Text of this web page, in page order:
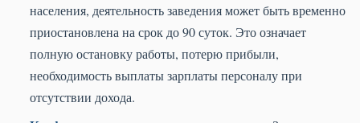
населения, деятельность заведения может быть временно
приостановлена на срок до 90 суток. Это означает
полную остановку работы, потерю прибыли,
необходимость выплаты зарплаты персоналу при
отсутствии дохода.